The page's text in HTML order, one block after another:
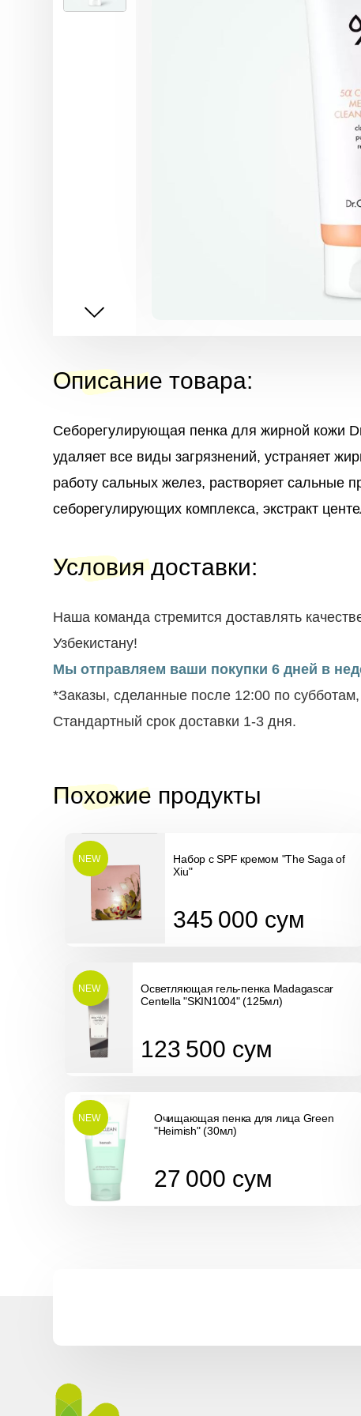
Описание товара:
Себорегулирующая пенка для жирной кожи
удаляет все виды загрязнений, устраняет
работу сальных желез, растворяет
себорегулирующих комплекса, экстракт
Условия доставки:
Наша команда стремится доставлять
Узбекистану!
Мы отправляем ваши покупки 6 дней в
*Заказы, сделанные после 12:00 по
Стандартный срок доставки 1-3 дня.
Похожие продукты
Набор с SPF кремом "The Saga of
Xiu"
345 000 сум
NEW
Осветляющая гель-пенка Madagascar
Centella "SKIN1004" (125мл)
123 500 сум
NEW
Очищающая пенка для лица Green
"Heimish" (30мл)
27 000 сум
NEW